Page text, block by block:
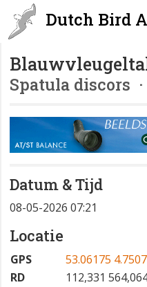
Dutch Bird
Spatula discors
Datum & Tijd
08-05-2026 07:21
Locatie
GPS
53.06175
RD
112,331